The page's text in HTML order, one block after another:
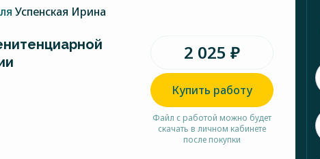
Успенская Ирина
2 025 ₽
Купить работу
Файл с работой можно будет
скачать в личном кабинете
после покупки